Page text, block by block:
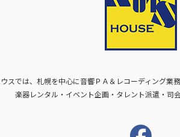
スでは、札幌を中心に音響ＰＡ＆レコーディング業
楽器レンタル・イベント企画・タレント派遣・司